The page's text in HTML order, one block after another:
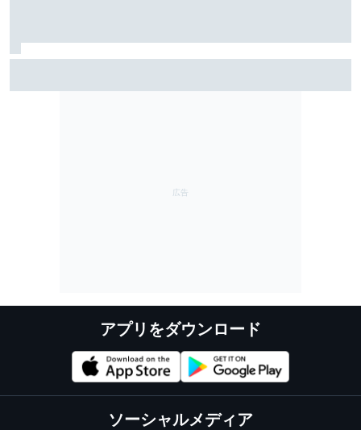
喜べない」
アプリをダウンロード
ソーシャルメディア